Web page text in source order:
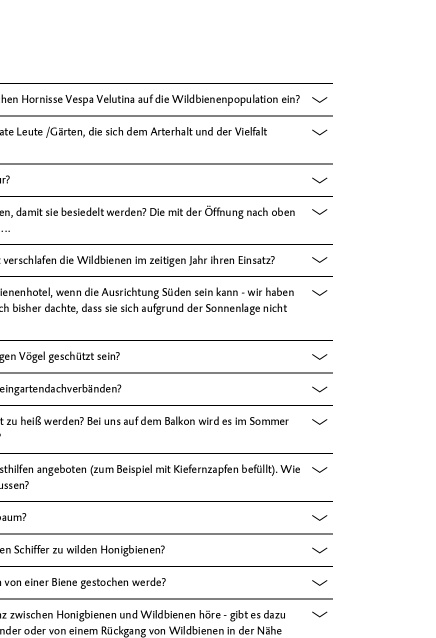
Hornisse Vespa Velutina auf die Wildbienenpopulation ein?
Leute /Gärten, die sich dem Arterhalt und der Vielfalt
damit sie besiedelt werden? Die mit der Öffnung nach oben
die Wildbienen im zeitigen Jahr ihren Einsatz?
wenn die Ausrichtung Süden sein kann - wir haben
bisher dachte, dass sie sich aufgrund der Sonnenlage nicht
Vögel geschützt sein?
heiß werden? Bei uns auf dem Balkon wird es im Sommer
angeboten (zum Beispiel mit Kiefernzapfen befüllt). Wie
Schiffer zu wilden Honigbienen?
einer Biene gestochen werde?
zwischen Honigbienen und Wildbienen höre - gibt es dazu
oder von einem Rückgang von Wildbienen in der Nähe